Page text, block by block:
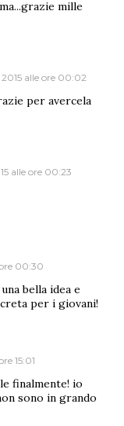
mille
alle ore 00:02
per avercela
alle ore 00:23
00:30
bella idea e
per i giovani!
15:01
finalmente! io
sono in grando